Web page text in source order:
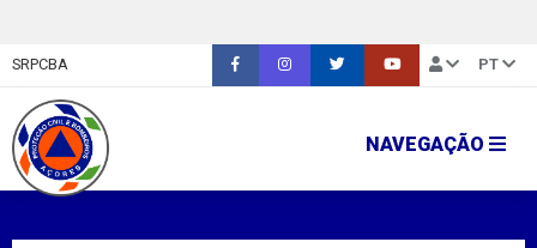
SRPCBA PT
NAVEGAÇÃO